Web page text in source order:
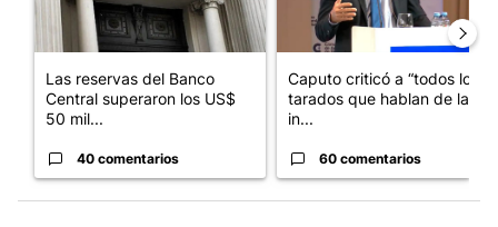
Las reservas del Banco
Central superaron los US$
50 mil...
40 comentarios
Caputo criticó a “todos los
tarados que hablan de la
in...
60 comentarios